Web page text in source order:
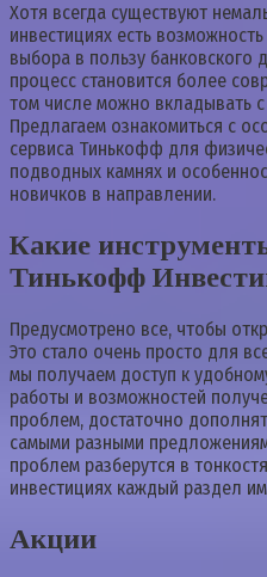
Хотя всегда существуют
инвестициях есть
выбора в пользу банковского
процесс становится более
том числе можно вкладывать
Предлагаем ознакомиться с
сервиса Тинькофф для
подводных камнях и
новичков в направлении.
Какие
Тинькофф
Предусмотрено все, чтобы
Это стало очень просто для
мы получаем доступ к
работы и возможностей
проблем, достаточно
самыми разными
проблем разберутся в
инвестициях каждый раздел
Акции